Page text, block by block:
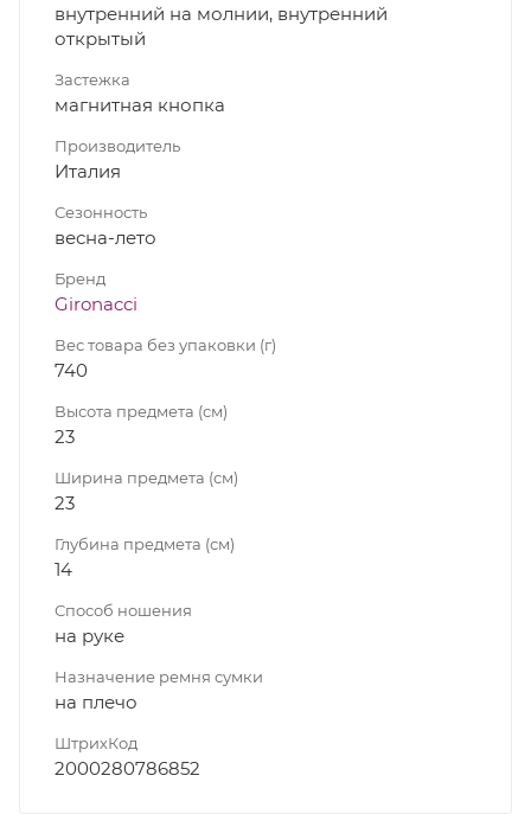
внутренний на молнии, внутренний
открытый
Застежка
магнитная кнопка
Производитель
Италия
Сезонность
весна-лето
Бренд
Gironacci
Вес товара без упаковки (г)
740
Высота предмета (см)
23
Ширина предмета (см)
23
Глубина предмета (см)
14
Способ ношения
на руке
Назначение ремня сумки
на плечо
ШтрихКод
2000280786852